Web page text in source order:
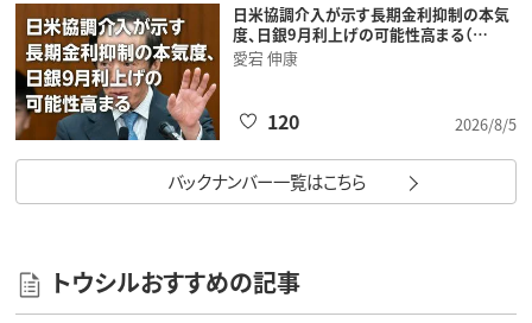
日米協調介入が示す長期金利抑制の本気
度、日銀9月利上げの可能性高まる（…
愛宕 伸康
2026/8/5
120
バックナンバー一覧はこちら
トウシルおすすめの記事